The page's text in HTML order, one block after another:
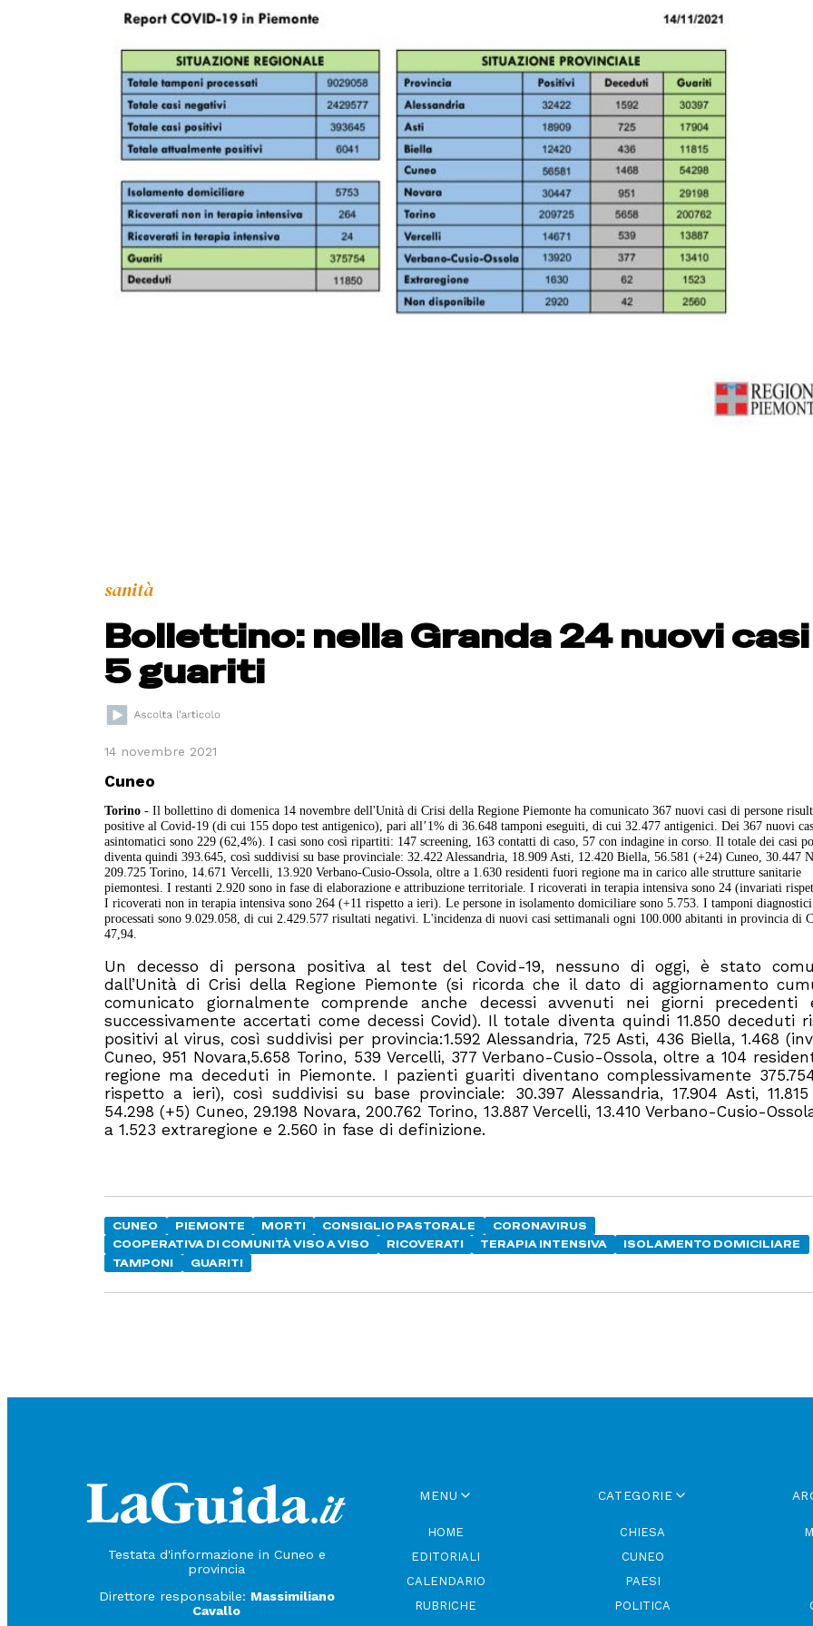
sanità
Bollettino: nella Granda 24 nuovi
5 guariti
14 novembre 2021
Cuneo
Torino - Il bollettino di domenica 14 novembre dell'Unità di Crisi della Regione Piemonte ha comunicato 367 nuovi casi di persone
positive al Covid-19 (di cui 155 dopo test antigenico), pari all’1% di 36.648 tamponi eseguiti, di cui 32.477 antigenici. Dei 367 nuovi
asintomatici sono 229 (62,4%). I casi sono così ripartiti: 147 screening, 163 contatti di caso, 57 con indagine in corso. Il totale dei casi
diventa quindi 393.645, così suddivisi su base provinciale: 32.422 Alessandria, 18.909 Asti, 12.420 Biella, 56.581 (+24) Cuneo, 30.447
209.725 Torino, 14.671 Vercelli, 13.920 Verbano-Cusio-Ossola, oltre a 1.630 residenti fuori regione ma in carico alle strutture sanitarie
piemontesi. I restanti 2.920 sono in fase di elaborazione e attribuzione territoriale. I ricoverati in terapia intensiva sono 24 (invariati
I ricoverati non in terapia intensiva sono 264 (+11 rispetto a ieri). Le persone in isolamento domiciliare sono 5.753. I tamponi
processati sono 9.029.058, di cui 2.429.577 risultati negativi. L'incidenza di nuovi casi settimanali ogni 100.000 abitanti in provincia di
47,94.
Un decesso di persona positiva al test del Covid-19, nessuno di oggi, è stato
dall’Unità di Crisi della Regione Piemonte (si ricorda che il dato di aggiornamento
comunicato giornalmente comprende anche decessi avvenuti nei giorni precedenti
successivamente accertati come decessi Covid). Il totale diventa quindi 11.850 deceduti
positivi al virus, così suddivisi per provincia:1.592 Alessandria, 725 Asti, 436 Biella, 1.468
Cuneo, 951 Novara,5.658 Torino, 539 Vercelli, 377 Verbano-Cusio-Ossola, oltre a 104
regione ma deceduti in Piemonte. I pazienti guariti diventano complessivamente
rispetto a ieri), così suddivisi su base provinciale: 30.397 Alessandria, 17.904 Asti, 11.815
54.298 (+5) Cuneo, 29.198 Novara, 200.762 Torino, 13.887 Vercelli, 13.410 Verbano-Cusio-
a 1.523 extraregione e 2.560 in fase di definizione.
CUNEO PIEMONTE MORTI CONSIGLIO PASTORALE
CORONAVIRUS
COOPERATIVA DI COMUNITÀ VISO A VISO
RICOVERATI TERAPIA INTENSIVA
ISOLAMENTO DOMICILIARE
TAMPONI
GUARITI
Testata d'informazione in Cuneo e
provincia
Direttore responsabile: Massimiliano
Cavallo
MENU
HOME
EDITORIALI
CALENDARIO
RUBRICHE
CATEGORIE
CHIESA
CUNEO
PAESI
POLITICA